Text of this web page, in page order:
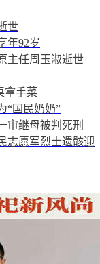
世
年92岁
主任周玉淑逝世
拿手菜
“国民奶奶”
审继母被判死刑
志愿军烈士遗骸迎